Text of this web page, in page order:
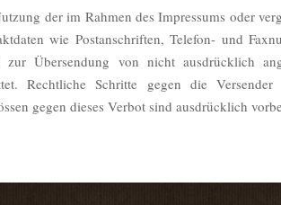
der im Rahmen des Impressums oder
wie Postanschriften, Telefon- und
zur Übersendung von nicht ausdrücklich
Rechtliche Schritte gegen die
gegen dieses Verbot sind ausdrücklich